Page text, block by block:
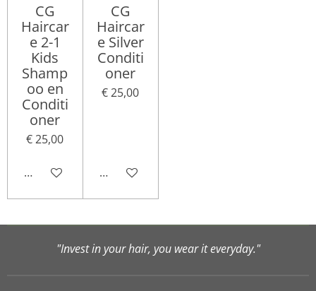
CG
Haircar
e 2-1
Kids
Shamp
oo en
Conditi
oner
€ 25,00
In winkelwagen
CG
Haircar
e Silver
Conditi
oner
€ 25,00
In winkelwagen
"Invest in your hair, you wear it everyday."